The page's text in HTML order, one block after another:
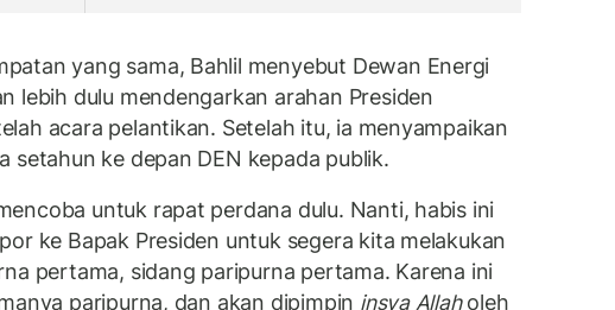
yang sama, Bahlil menyebut Dewan Energi
lebih dulu mendengarkan arahan Presiden
acara pelantikan. Setelah itu, ia menyampaikan
setahun ke depan DEN kepada publik.
untuk rapat perdana dulu. Nanti, habis ini
ke Bapak Presiden untuk segera kita melakukan
pertama, sidang paripurna pertama. Karena ini
paripurna, dan akan dipimpin insya Allaholeh